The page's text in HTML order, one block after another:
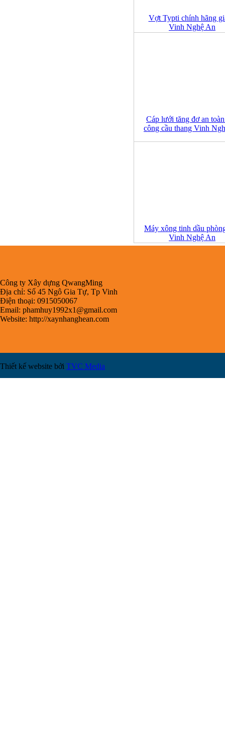
Vợt Typti chính hãng
Vinh Nghệ An
Cáp lưới tăng đơ an
công cầu thang Vinh
Máy xông tinh dầu
Vinh Nghệ An
Công ty Xây dựng QwangMing
Địa chỉ: Số 45 Ngô Gia Tự, Tp Vinh
Điện thoại: 0915050067
Email: phamhuy1992x1@gmail.com
Website: http://xaynhanghean.com
Thiết kế website bởi TVC Media